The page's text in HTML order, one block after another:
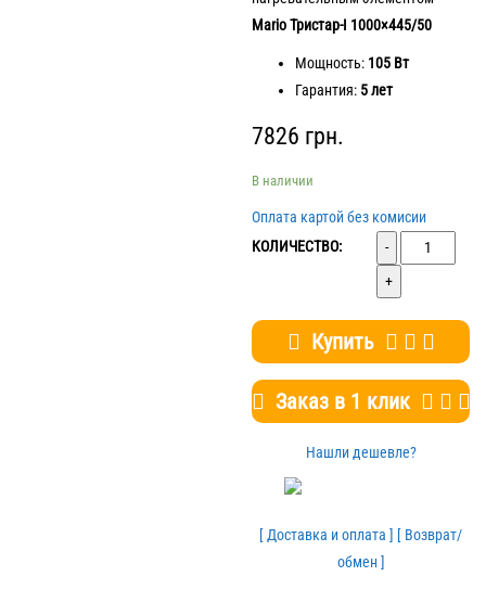
Mario Тристар-I 1000×445/50
Мощность: 105 Вт
Гарантия: 5 лет
7826 грн.
В наличии
Оплата картой без комисии
КОЛИЧЕСТВО:
Количество
Купить
Заказ в 1 клик
Нашли дешевле?
[ Доставка и оплата ] [ Возврат/
обмен ]